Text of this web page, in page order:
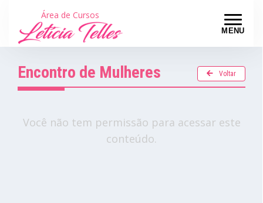
MENU
Área de Cursos
Encontro de Mulheres Voltar
Você não tem permissão para acessar este
conteúdo.